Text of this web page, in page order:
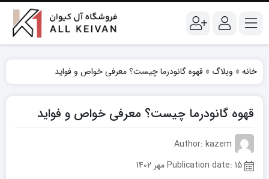
خانه » وبلاگ » قهوه گانودرما چیست؟ معرفی خواص و فواید
قهوه گانودرما چیست؟ معرفی خواص و فواید
Author: kazem